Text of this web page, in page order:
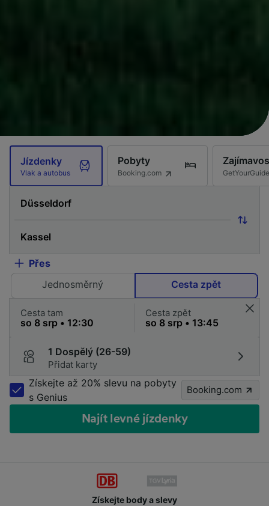
Jízdenky
Vlak a autobus
Pobyty
Booking.com GetYourGuide
Přes
Jednosměrný
Cesta zpět
Cesta tam Cesta zpět
1 Dospělý (26-59)
Přidat karty
Získejte až 20% slevu na pobyty
s Genius
Booking.com
Najít levné jízdenky
Získejte body a slevy